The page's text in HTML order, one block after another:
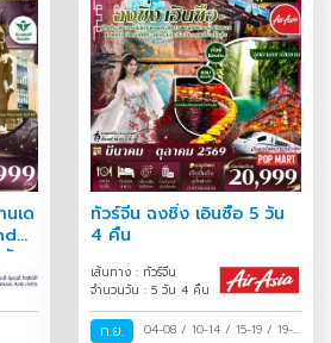
เด
น
ทัวร์จีน ฉงชิ่ง เอินซือ 5 วัน
4 คืน
เส้นทาง : ทัวร์จีน
จำนวนวัน : 5 วัน 4 คืน
ก.ย. 04-08 / 10-14 / 15-19 / 19-